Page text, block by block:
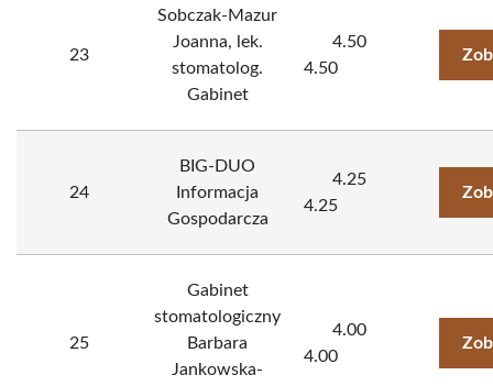
23
Sobczak-Mazur
Joanna, lek.
stomatolog.
Gabinet
4.50
4.50
24
BIG-DUO
Informacja
Gospodarcza
4.25
4.25
25
Gabinet
stomatologiczny
Barbara
Jankowska-
4.00
4.00